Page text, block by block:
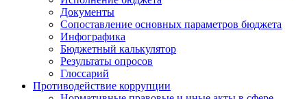
Документы
Сопоставление основных параметров бюджета
Инфографика
Бюджетный калькулятор
Результаты опросов
Глоссарий
Противодействие коррупции